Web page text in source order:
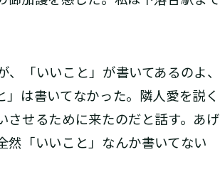
「いいこと」が書いてあるのよ、
は書いてなかった。隣人愛を説く
させるために来たのだと話す。あげ
然「いいこと」なんか書いてない